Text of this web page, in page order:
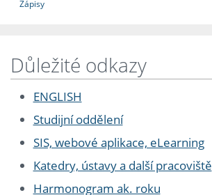
Zápisy
Důležité odkazy
ENGLISH
Studijní oddělení
SIS, webové aplikace, eLearning
Katedry, ústavy a další pracoviště
Harmonogram ak. roku